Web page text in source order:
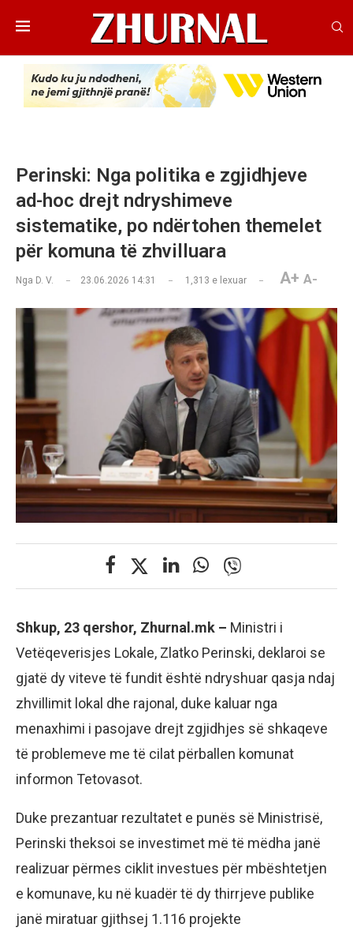
Perinski: Nga politika e zgjidhjeve
ad-hoc drejt ndryshimeve
sistematike, po ndërtohen themelet
për komuna të zhvilluara
Nga D. V. 23.06.2026 14:31 1,313 e lexuar A+ A-
Shkup, 23 qershor, Zhurnal.mk – Ministri i
Vetëqeverisjes Lokale, Zlatko Perinski, deklaroi se
gjatë dy viteve të fundit është ndryshuar qasja ndaj
zhvillimit lokal dhe rajonal, duke kaluar nga
menaxhimi i pasojave drejt zgjidhjes së shkaqeve
të problemeve me të cilat përballen komunat
informon Tetovasot.
Duke prezantuar rezultatet e punës së Ministrisë,
Perinski theksoi se investimet më të mëdha janë
realizuar përmes ciklit investues për mbështetjen
e komunave, ku në kuadër të dy thirrjeve publike
janë miratuar gjithsej 1.116 projekte